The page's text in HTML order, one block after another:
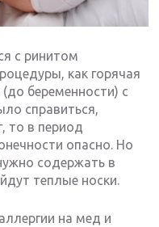
с ринитом
как горячая
беременности) с
справиться,
то в период
опасно. Но
содержать в
теплые носки.
на мед и